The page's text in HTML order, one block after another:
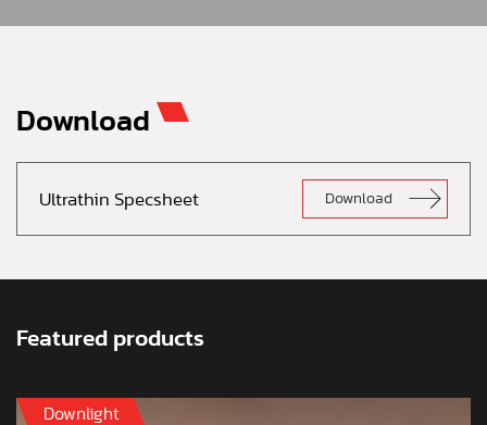
Download
Ultrathin Specsheet Download
Featured products
Downlight